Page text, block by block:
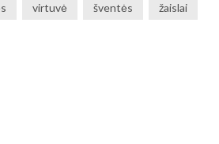
virtuvė šventės žaislai